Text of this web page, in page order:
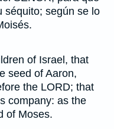
séquito; según se lo
of Israel, that
seed of Aaron,
the LORD; that
company: as the
of Moses.